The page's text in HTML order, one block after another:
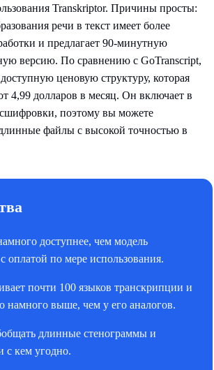
Transkriptor. Причины просты:
речи в текст имеет более
и предлагает 90-минутную
версию. По сравнению с GoTranscript,
ценовую структуру, которая
4,99 долларов в месяц. Он включает в
поэтому вы можете
файлы с высокой точностью в
доступнее, чем модель
оплатой по мере использования.
почти 100 языков транскрипции и
намного выше, чем у его аналогов.
длинные стенограммы и
с кем угодно.